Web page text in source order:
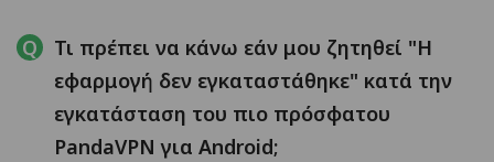
Τι πρέπει να κάνω εάν μου ζητηθεί "Η
εφαρμογή δεν εγκαταστάθηκε" κατά την
εγκατάσταση του πιο πρόσφατου
PandaVPN για Android;